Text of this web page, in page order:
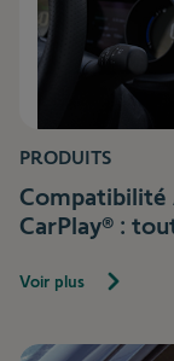
PRODUITS
CarPlay® :
Voir plus